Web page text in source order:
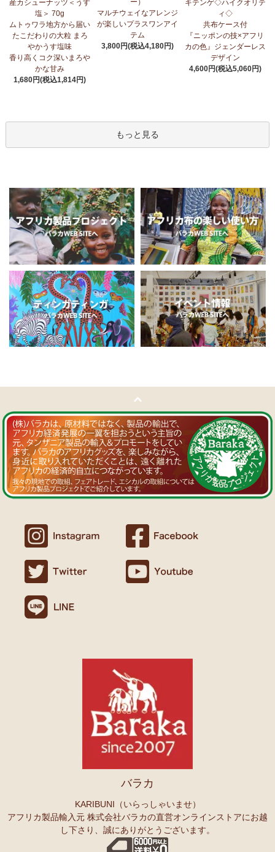
産カシューナッツ＜うす
塩＞ 70g
ムトゥワラ地方から届い
たこだわりの大粒 まろ
やかうす塩味
香り高くコク深いまろや
かな甘み
1,680円(税込1,814円)
ー）
マルチウェイなアレンジ
が楽しいプラスワンアイ
テム
3,800円(税込4,180円)
キテンゲ◇ハイクオリテ
ィ◇
共布ケース付
『ニッポンの技×アフリ
カの色』ジェンダーレス
デザイン
4,600円(税込5,060円)
もっと見る
バラカ
KARIBUNI（いらっしゃいませ）
アフリカ製品輸入元 株式会社バラカの直営オンラインストアにお越
し下さり、誠にありがとうございます。